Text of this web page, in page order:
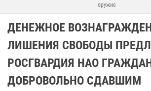
оружие
ДЕНЕЖНОЕ
ЛИШЕНИЯ СВОБОДЫ
РОСГВАРДИЯ НАО
ДОБРОВОЛЬНО СДАВШИМ